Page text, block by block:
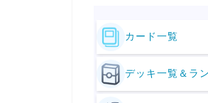
カード一覧
デッキ一覧＆ラ